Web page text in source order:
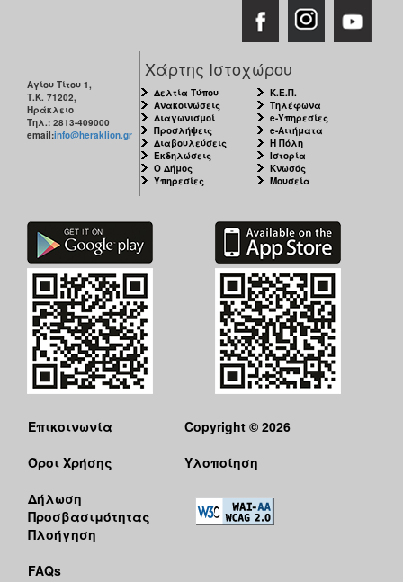
Αγίου Τίτου 1,
Τ.Κ. 71202,
Ηράκλειο
Τηλ.: 2813-409000
email:info@heraklion.gr
Χάρτης Ιστοχώρου
Δελτία Τύπου
Ανακοινώσεις
Διαγωνισμοί
Προσλήψεις
Διαβουλεύσεις
Εκδηλώσεις
Ο Δήμος
Υπηρεσίες
Κ.Ε.Π.
Τηλέφωνα
e-Υπηρεσίες
e-Αιτήματα
Η Πόλη
Ιστορία
Κνωσός
Μουσεία
Επικοινωνία
Όροι Χρήσης
Δήλωση
Προσβασιμότητας
Πλοήγηση
FAQs
Copyright © 2026
Υλοποίηση